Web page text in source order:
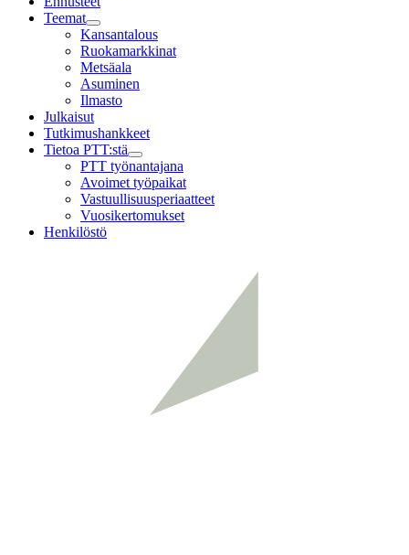
Teemat
Child
menu
Kansantalous
Ruokamarkkinat
Metsäala
Asuminen
Ilmasto
Julkaisut
Tutkimushankkeet
Tietoa PTT:stä
Child
menu
PTT työnantajana
Avoimet työpaikat
Vastuullisuusperiaatteet
Vuosikertomukset
Henkilöstö